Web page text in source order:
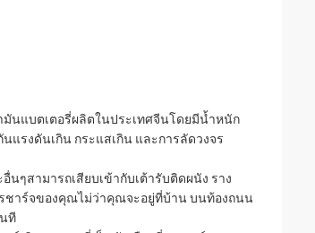
มันแบตเตอรี่ผลิตในประเทศจีนโดยมีน้ำหนัก
แรงดันเกิน กระแสเกิน และการลัดวงจร
นๆสามารถเสียบเข้ากับเต้ารับติดผนัง ราง
ชาร์จของคุณไม่ว่าคุณจะอยู่ที่บ้าน บนท้องถนน
ที